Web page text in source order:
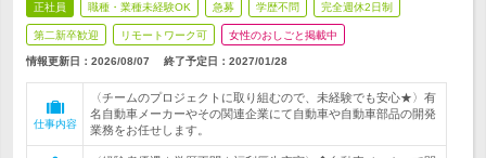
正社員 職種・業種未経験OK 急募 学歴不問 完全週休2日制
第二新卒歓迎 リモートワーク可 女性のおしごと掲載中
情報更新日：2026/08/07 終了予定日： 2027/01/28
仕事内容
〈チームのプロジェクトに取り組むので、未経験でも安心★〉有
名自動車メーカーやその関連企業にて自動車や自動車部品の開発
業務をお任せします。